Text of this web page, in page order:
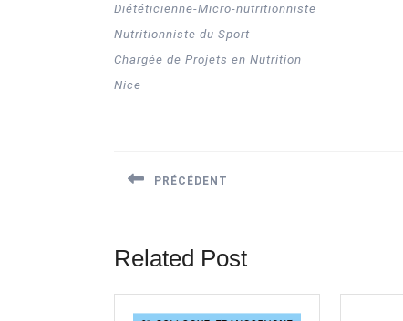
Diététicienne-Micro-nutritionniste
Nutritionniste du Sport
Chargée de Projets en Nutrition
Nice
de
PRÉCÉDENT
Related Post